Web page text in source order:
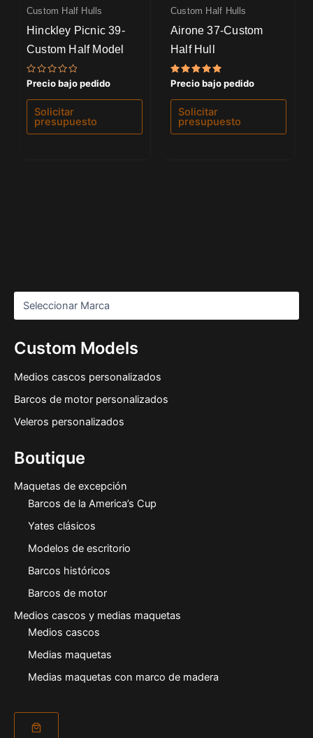
Custom Models
Medios cascos personalizados
Barcos de motor personalizados
Veleros personalizados
Boutique
Maquetas de excepción
Barcos de la America’s Cup
Yates clásicos
Modelos de escritorio
Barcos históricos
Barcos de motor
Medios cascos y medias maquetas
Medios cascos
Medias maquetas
Medias maquetas con marco de madera
Custom Half Hulls
Hinckley Picnic 39-
Custom Half Model
Valorado
con
0
de
Precio bajo pedido
Solicitar
presupuesto
Custom Half Hulls
Airone 37-Custom
Half Hull
Valorado
con
5.00
de 5
Precio bajo pedido
Solicitar
presupuesto